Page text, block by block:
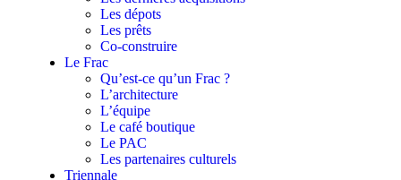
Les dépots
Les prêts
Co-construire
Le Frac
Qu’est-ce qu’un Frac ?
L’architecture
L’équipe
Le café boutique
Le PAC
Les partenaires culturels
Triennale